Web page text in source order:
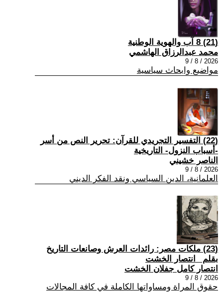
(21) 8 آب والهوية الوطنية
محمد عبدالرزاق الهاشمي
2026 / 8 / 9
مواضيع وابحاث سياسية
(22) التفسير التجريدي للقرآن: تحرير النص من أسر
-أسباب النزول- التاريخية
الناصر خشيني
2026 / 8 / 9
العلمانية، الدين السياسي ونقد الفكر الديني
(23) ملكات مصر: رائدات العرش وصانعات التاريخ
بقلم _انتصار الخشت
انتصار كامل جفلان الخشت
2026 / 8 / 9
حقوق المراة ومساواتها الكاملة في كافة المجالات